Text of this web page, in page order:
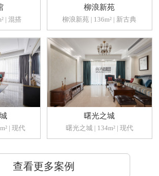
| 混搭
柳浪新苑
柳浪新苑 | 136m² | 新古典
| 现代
曙光之城
曙光之城 | 134m² | 现代
查看更多案例